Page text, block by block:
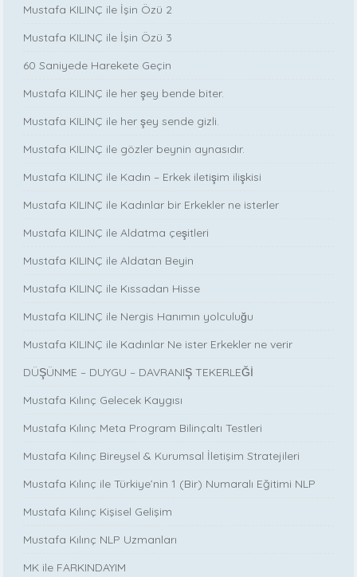
Mustafa KILINÇ ile İşin Özü 2
Mustafa KILINÇ ile İşin Özü 3
60 Saniyede Harekete Geçin
Mustafa KILINÇ ile her şey bende biter.
Mustafa KILINÇ ile her şey sende gizli.
Mustafa KILINÇ ile gözler beynin aynasıdır.
Mustafa KILINÇ ile Kadın – Erkek iletişim ilişkisi
Mustafa KILINÇ ile Kadınlar bir Erkekler ne isterler
Mustafa KILINÇ ile Aldatma çeşitleri
Mustafa KILINÇ ile Aldatan Beyin
Mustafa KILINÇ ile Kıssadan Hisse
Mustafa KILINÇ ile Nergis Hanımın yolculuğu
Mustafa KILINÇ ile Kadınlar Ne ister Erkekler ne verir
DÜŞÜNME – DUYGU – DAVRANIŞ TEKERLEĞİ
Mustafa Kılınç Gelecek Kaygısı
Mustafa Kılınç Meta Program Bilinçaltı Testleri
Mustafa Kılınç Bireysel & Kurumsal İletişim Stratejileri
Mustafa Kılınç ile Türkiye’nin 1 (Bir) Numaralı Eğitimi NLP
Mustafa Kılınç Kişisel Gelişim
Mustafa Kılınç NLP Uzmanları
MK ile FARKINDAYIM